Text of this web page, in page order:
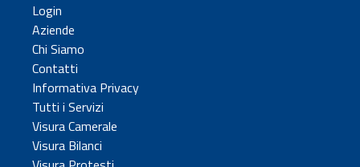
Login
Aziende
Chi Siamo
Contatti
Informativa Privacy
Tutti i Servizi
Visura Camerale
Visura Bilanci